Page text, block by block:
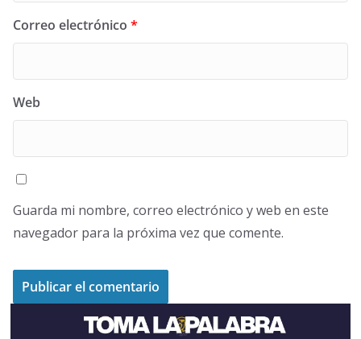
Correo electrónico *
Web
Guarda mi nombre, correo electrónico y web en este
navegador para la próxima vez que comente.